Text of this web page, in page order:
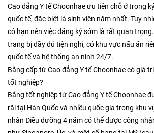
Cao đẳng Y tế Choonhae ưu tiên chỗ ở trong
quốc tế, đặc biệt là sinh viên năm nhất. Tuy
có hạn nên việc đăng ký sớm là rất quan
trang bị đầy đủ tiện nghi, có khu vực nấu ăn
quốc tế và hệ thống an ninh 24/7.
Bằng cấp từ Cao đẳng Y tế Choonhae có giá
tốt nghiệp?
Bằng tốt nghiệp từ Cao đẳng Y tế Choonhae
rãi tại Hàn Quốc và nhiều quốc gia trong khu
nhân Điều dưỡng 4 năm có thể được công